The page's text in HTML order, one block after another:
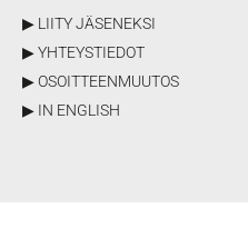
▶ LIITY JÄSENEKSI
▶ YHTEYSTIEDOT
▶ OSOITTEENMUUTOS
▶ IN ENGLISH